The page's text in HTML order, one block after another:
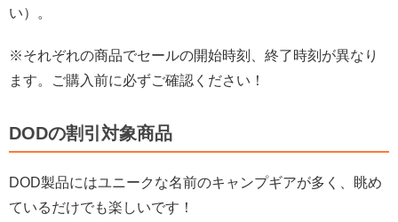
い）。
※それぞれの商品でセールの開始時刻、終了時刻が異なり
ます。ご購入前に必ずご確認ください！
DODの割引対象商品
DOD製品にはユニークな名前のキャンプギアが多く、眺め
ているだけでも楽しいです！